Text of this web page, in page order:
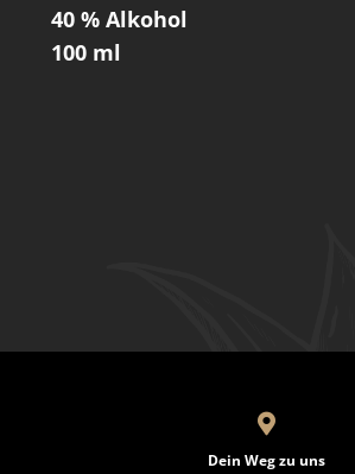
40 % Alkohol
100 ml
Dein Weg zu uns